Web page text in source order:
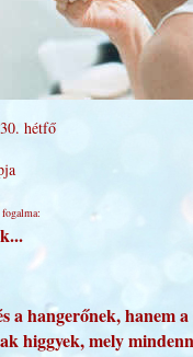
hétfő
a hangerőnek, hanem a
higgyek, mely